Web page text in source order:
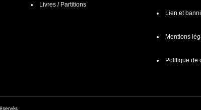
Livres / Partitions
Lien et
Mentions
Politique de